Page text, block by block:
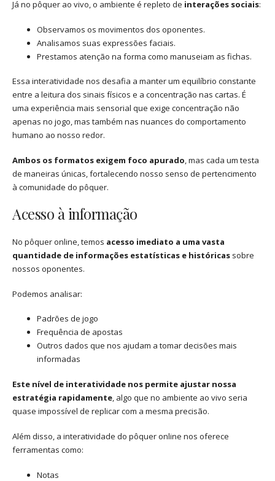
Já no pôquer ao vivo, o ambiente é repleto de interações sociais:
Observamos os movimentos dos oponentes.
Analisamos suas expressões faciais.
Prestamos atenção na forma como manuseiam as fichas.
Essa interatividade nos desafia a manter um equilíbrio constante
entre a leitura dos sinais físicos e a concentração nas cartas. É
uma experiência mais sensorial que exige concentração não
apenas no jogo, mas também nas nuances do comportamento
humano ao nosso redor.
Ambos os formatos exigem foco apurado, mas cada um testa
de maneiras únicas, fortalecendo nosso senso de pertencimento
à comunidade do pôquer.
Acesso à informação
No pôquer online, temos acesso imediato a uma vasta
quantidade de informações estatísticas e históricas sobre
nossos oponentes.
Podemos analisar:
Padrões de jogo
Frequência de apostas
Outros dados que nos ajudam a tomar decisões mais
informadas
Este nível de interatividade nos permite ajustar nossa
estratégia rapidamente, algo que no ambiente ao vivo seria
quase impossível de replicar com a mesma precisão.
Além disso, a interatividade do pôquer online nos oferece
ferramentas como:
Notas